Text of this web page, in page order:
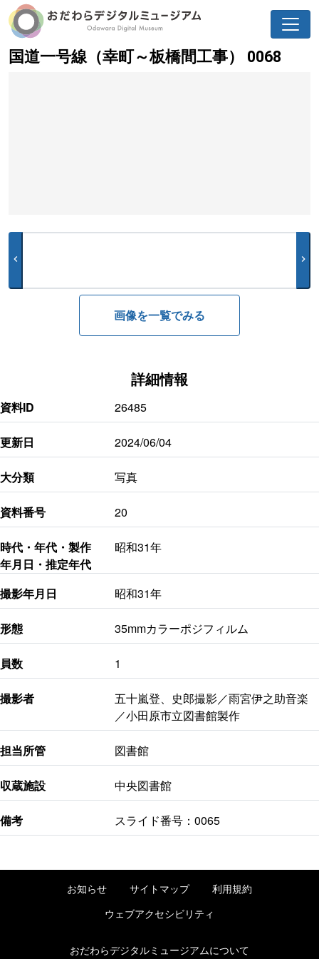
国道一号線（幸町～板橋間工事） 0068
chevron_left chevron_right
画像を一覧でみる
詳細情報
資料ID 26485
更新日 2024/06/04
大分類 写真
資料番号 20
時代・年代・製作
年月日・推定年代
昭和31年
撮影年月日 昭和31年
形態 35mmカラーポジフィルム
員数 1
撮影者
五十嵐登、史郎撮影／雨宮伊之助音楽
／小田原市立図書館製作
担当所管 図書館
収蔵施設 中央図書館
備考 スライド番号：0065
お知らせ サイトマップ
利用規約
ウェブアクセシビリティ
おだわらデジタルミュージアムについて